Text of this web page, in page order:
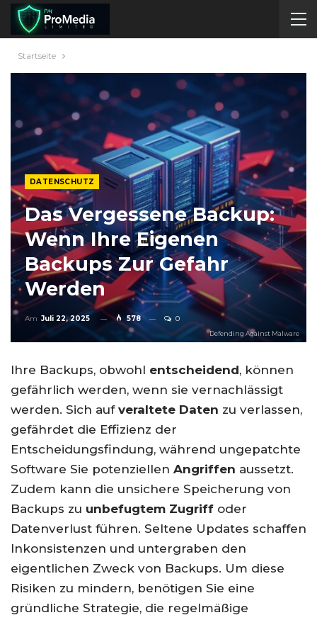
Startseite
DATENSCHUTZ
Das Vergessene Backup:
Wenn Ihre Eigenen
Backups Zur Gefahr
Werden
Am Juli 22, 2025 578 0
Defending Against Malware
Ihre Backups, obwohl entscheidend, können
gefährlich werden, wenn sie vernachlässigt
werden. Sich auf veraltete Daten zu verlassen,
gefährdet die Effizienz der
Entscheidungsfindung, während ungepatchte
Software Sie potenziellen Angriffen aussetzt.
Zudem kann die unsichere Speicherung von
Backups zu unbefugtem Zugriff oder
Datenverlust führen. Seltene Updates schaffen
Inkonsistenzen und untergraben den
eigentlichen Zweck von Backups. Um diese
Risiken zu mindern, benötigen Sie eine
gründliche Strategie, die regelmäßige